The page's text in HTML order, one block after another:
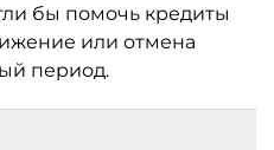
бы помочь кредиты
или отмена
период.